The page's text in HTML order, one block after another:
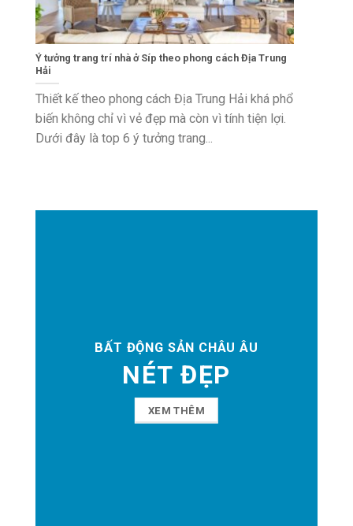
Ý tưởng trang trí nhà ở Síp theo phong cách Địa Trung
Hải
Thiết kế theo phong cách Địa Trung Hải khá phổ
biến không chỉ vì vẻ đẹp mà còn vì tính tiện lợi.
Dưới đây là top 6 ý tưởng trang...
BẤT ĐỘNG SẢN CHÂU ÂU
NÉT ĐẸP
XEM THÊM